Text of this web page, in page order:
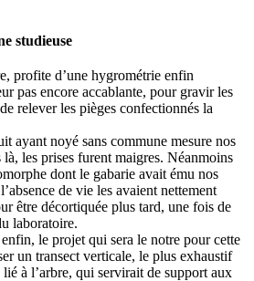
studieuse
profite d’une hygrométrie enfin
pas encore accablante, pour gravir les
relever les pièges confectionnés la
ayant noyé sans commune mesure nos
là, les prises furent maigres. Néanmoins
dont le gabarie avait ému nos
de vie les avaient nettement
être décortiquée plus tard, une fois de
laboratoire.
le projet qui sera le notre pour cette
un transect verticale, le plus exhaustif
à l’arbre, qui servirait de support aux